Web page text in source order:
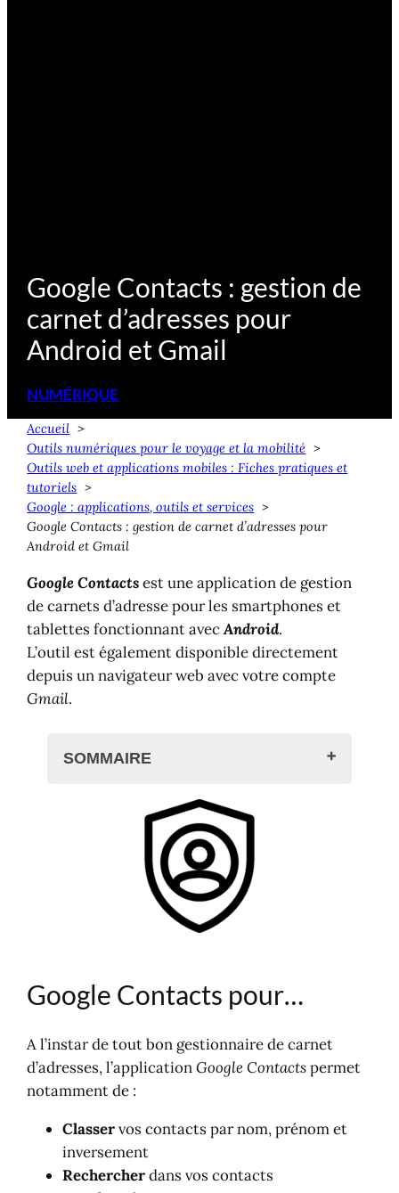
Google Contacts : gestion de
carnet d’adresses pour
Android et Gmail
NUMÉRIQUE
Accueil
Outils numériques pour le voyage et la mobilité
Outils web et applications mobiles : Fiches pratiques et
tutoriels
Google : applications, outils et services
Google Contacts : gestion de carnet d’adresses pour
Android et Gmail
Google Contactsest une application de gestion
de carnets d’adresse pour les smartphones et
tablettes fonctionnant avecAndroid.
L’outil est également disponible directement
depuis un navigateur web avec votre compte
Gmail.
SOMMAIRE
Google Contacts pour…
Accès à Google Contacts
Depuis un ordinateur
Depuis un smartphone, une
tablette
Google Contacts pour…
A l’instar de tout bon gestionnaire de carnet
d’adresses, l’applicationGoogle Contactspermet
notamment de :
Classervos contacts par nom, prénom et
inversement
Rechercherdans vos contacts